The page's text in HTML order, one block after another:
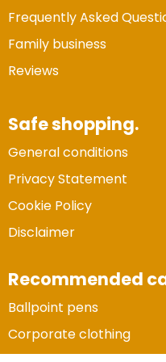
Frequently Asked
Family business
Reviews
Safe shopping.
General conditions
Privacy Statement
Cookie Policy
Disclaimer
Recommended
Ballpoint pens
Corporate clothing